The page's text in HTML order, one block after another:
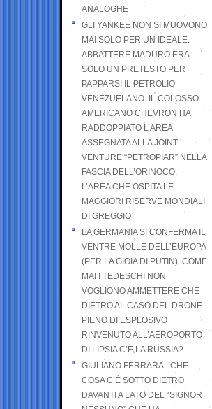
ANALOGHE
GLI YANKEE NON SI MUOVONO
MAI SOLO PER UN IDEALE:
ABBATTERE MADURO ERA
SOLO UN PRETESTO PER
PAPPARSI IL PETROLIO
VENEZUELANO .IL COLOSSO
AMERICANO CHEVRON HA
RADDOPPIATO L’AREA
ASSEGNATA ALLA JOINT
VENTURE “PETROPIAR” NELLA
FASCIA DELL’ORINOCO,
L’AREA CHE OSPITA LE
MAGGIORI RISERVE MONDIALI
DI GREGGIO
LA GERMANIA SI CONFERMA IL
VENTRE MOLLE DELL’EUROPA
(PER LA GIOIA DI PUTIN). COME
MAI I TEDESCHI NON
VOGLIONO AMMETTERE CHE
DIETRO AL CASO DEL DRONE
PIENO DI ESPLOSIVO
RINVENUTO ALL’AEROPORTO
DI LIPSIA C’È LA RUSSIA?
GIULIANO FERRARA: ’CHE
COSA C’È SOTTO DIETRO
DAVANTI A LATO DEL “SIGNOR